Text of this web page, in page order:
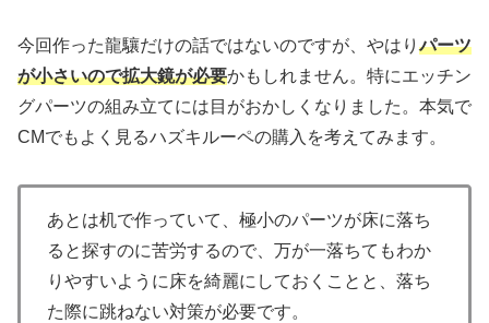
今回作った龍驤だけの話ではないのですが、やはりパーツ
が小さいので拡大鏡が必要かもしれません。特にエッチン
グパーツの組み立てには目がおかしくなりました。本気で
CMでもよく見るハズキルーペの購入を考えてみます。
あとは机で作っていて、極小のパーツが床に落ち
ると探すのに苦労するので、万が一落ちてもわか
りやすいように床を綺麗にしておくことと、落ち
た際に跳ねない対策が必要です。